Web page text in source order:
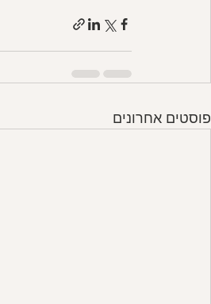
פוסטים אחרונים